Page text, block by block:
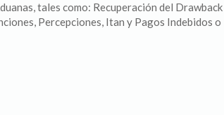
tales como: Recuperación del Drawback
Percepciones, Itan y Pagos Indebidos o